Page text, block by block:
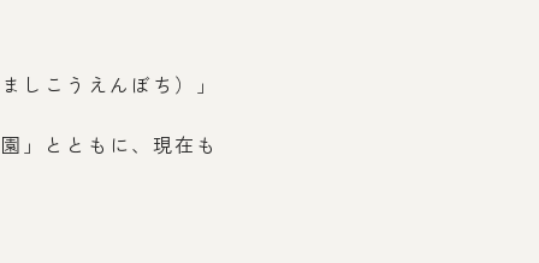
こうえんぼち）」
」とともに、現在も